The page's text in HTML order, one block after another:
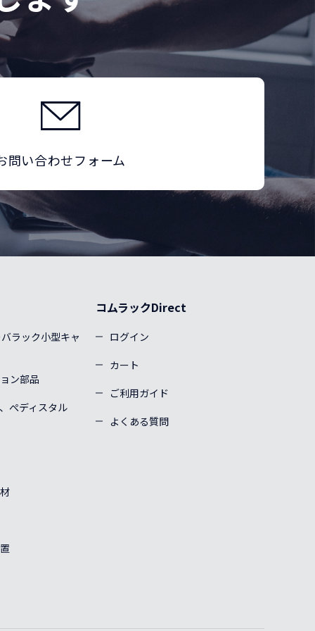
問い合わせフォーム
ラック小型キャ
ン部品
ぺディスタル
コムラックDirect
ログイン
カート
ご利用ガイド
よくある質問